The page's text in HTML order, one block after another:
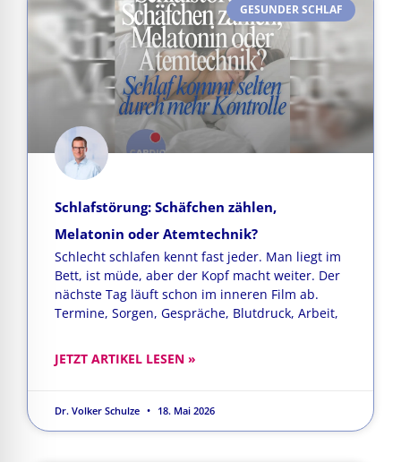
GESUNDER SCHLAF
Schlafstörung: Schäfchen zählen,
Melatonin oder Atemtechnik?
Schlecht schlafen kennt fast jeder. Man liegt im
Bett, ist müde, aber der Kopf macht weiter. Der
nächste Tag läuft schon im inneren Film ab.
Termine, Sorgen, Gespräche, Blutdruck, Arbeit,
JETZT ARTIKEL LESEN »
Dr. Volker Schulze 18. Mai 2026